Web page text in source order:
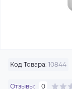
Код Товара: 10844
Отзывы: 0